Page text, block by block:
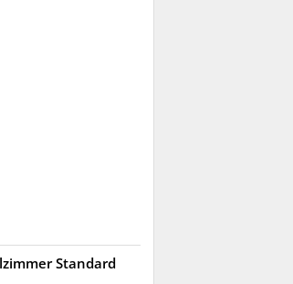
Standard